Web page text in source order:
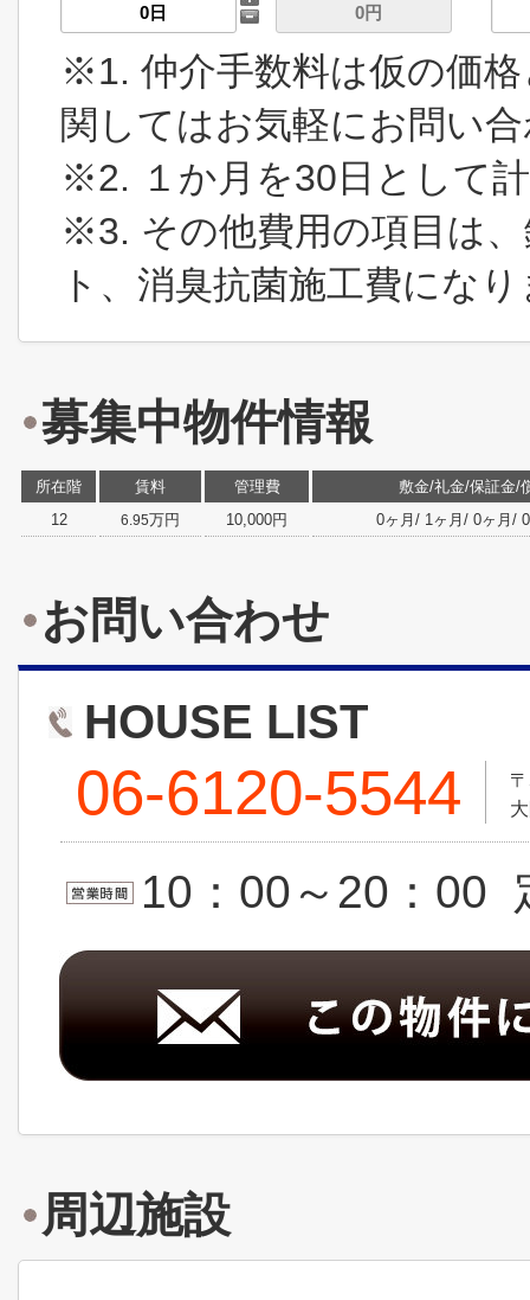
※1. 仲介手数料は仮の価
関してはお気軽にお問い
※2. １か月を30日として
※3. その他費用の項目は
ト、消臭抗菌施工費にな
募集中物件情報
所在階 賃料 管理費
敷金/礼金/保証金/
12
6.95万円 10,000円 0ヶ月/ 1ヶ月/ 0ヶ月/
お問い合わせ
HOUSE LIST
06-6120-5544
10：00～20：00
周辺施設